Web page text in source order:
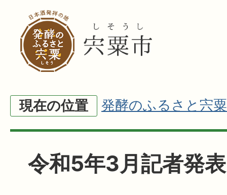
現在の位置 発酵のふるさと宍粟
令和5年3月記者発表